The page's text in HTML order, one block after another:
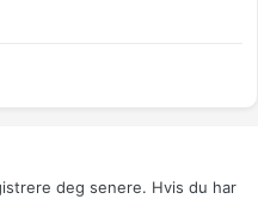
deg senere. Hvis du har